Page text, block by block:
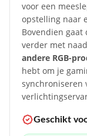
voor een
opstelling naar
Bovendien gaat
verder met
andere RGB-
hebt om je
synchroniseren
Geschikt